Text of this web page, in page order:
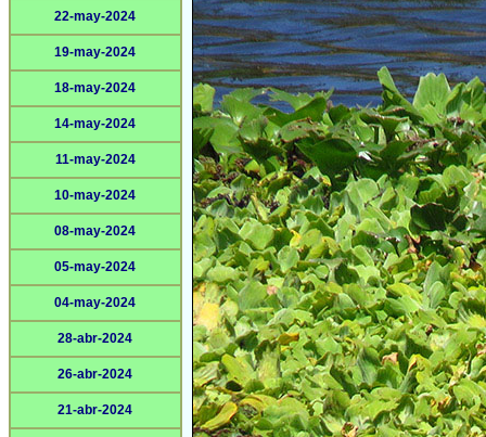
22-may-2024
19-may-2024
18-may-2024
14-may-2024
11-may-2024
10-may-2024
08-may-2024
05-may-2024
04-may-2024
28-abr-2024
26-abr-2024
21-abr-2024